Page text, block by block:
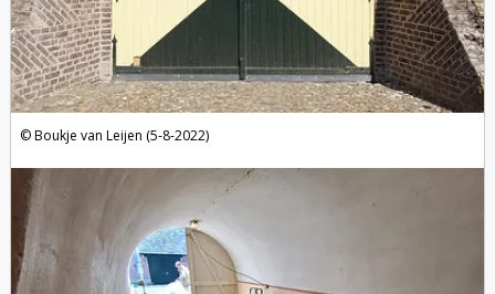
Boukje van Leijen (5-8-2022)